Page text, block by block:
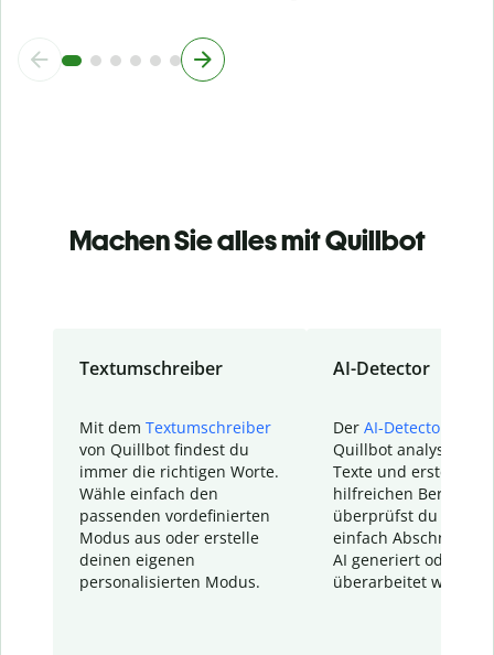
Machen Sie alles mit Quillbot
Textumschreiber
Mit dem Textumschreiber
von Quillbot findest du
immer die richtigen Worte.
Wähle einfach den
passenden vordefinierten
Modus aus oder erstelle
deinen eigenen
personalisierten Modus.
AI-Detector
Der AI-Detector
Quillbot analysiert
Texte und erstellt
hilfreichen Bericht.
überprüfst du
einfach Abschnitte,
AI generiert oder
überarbeitet wurden.